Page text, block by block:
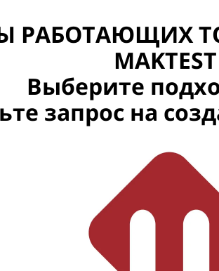
РАБОТАЮЩИХ
MAKTEST
Выберите
запрос на